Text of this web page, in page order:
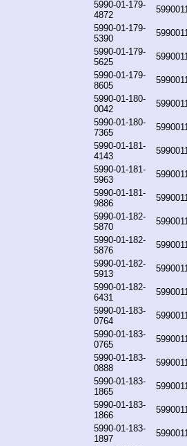
5990-01-179-
4872
5990-01-179-
5390
5990-01-179-
5625
5990-01-179-
8605
5990-01-180-
0042
5990-01-180-
7365
5990-01-181-
4143
5990-01-181-
5963
5990-01-181-
9886
5990-01-182-
5870
5990-01-182-
5876
5990-01-182-
5913
5990-01-182-
6431
5990-01-183-
0764
5990-01-183-
0765
5990-01-183-
0888
5990-01-183-
1865
5990-01-183-
1866
5990-01-183-
1897